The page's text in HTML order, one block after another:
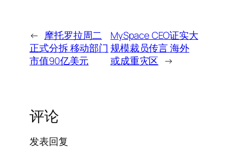
← 摩托罗拉周二
正式分拆 移动部门
市值90亿美元
MySpace CEO证实大
规模裁员传言 海外
或成重灾区 →
评论
发表回复